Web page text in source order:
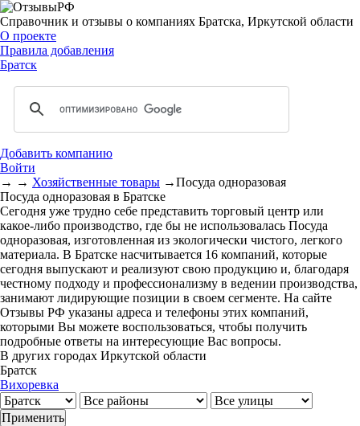
Справочник и отзывы о компаниях Братска, Иркутской области
О проекте
Правила добавления
Братск
Добавить компанию
Войти
→ → Хозяйственные товары →Посуда одноразовая
Посуда одноразовая в Братске
Сегодня уже трудно себе представить торговый центр или
какое-либо производство, где бы не использовалась Посуда
одноразовая, изготовленная из экологически чистого, легкого
материала. В Братске насчитывается 16 компаний, которые
сегодня выпускают и реализуют свою продукцию и, благодаря
честному подходу и профессионализму в ведении производства,
занимают лидирующие позиции в своем сегменте. На сайте
Отзывы РФ указаны адреса и телефоны этих компаний,
которыми Вы можете воспользоваться, чтобы получить
подробные ответы на интересующие Вас вопросы.
В других городах Иркутской области
Братск
Вихоревка